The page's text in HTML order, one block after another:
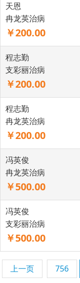
天恩
冉龙英治病
￥200.00
程志勤
支彩丽治病
￥200.00
程志勤
冉龙英治病
￥200.00
冯英俊
冉龙英治病
￥500.00
冯英俊
支彩丽治病
￥500.00
上一页 756